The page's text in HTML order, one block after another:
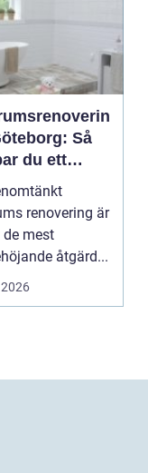
Så
du ett
och
badrum
renovering är
de mest
åtgärd...